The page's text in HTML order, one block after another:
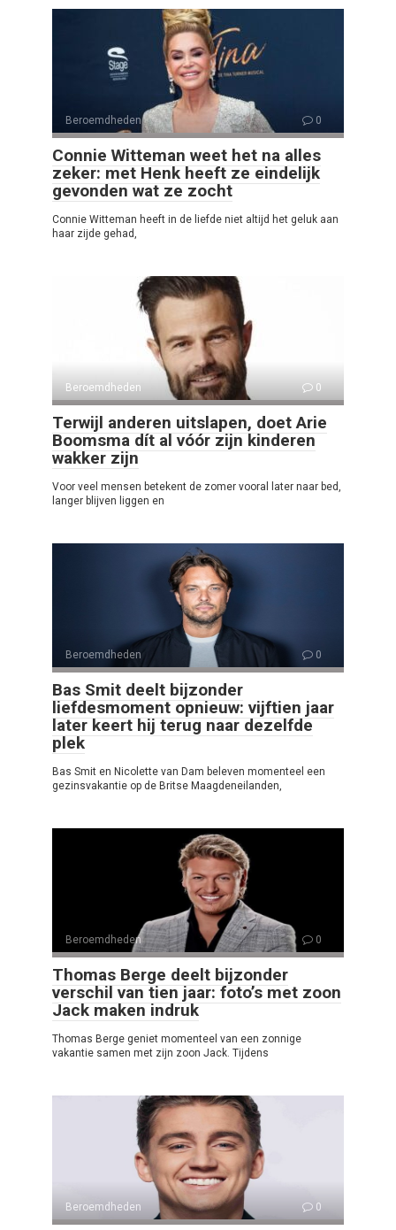
Beroemdheden 0
Connie Witteman weet het na alles
zeker: met Henk heeft ze eindelijk
gevonden wat ze zocht
Connie Witteman heeft in de liefde niet altijd het geluk aan
haar zijde gehad,
Beroemdheden 0
Terwijl anderen uitslapen, doet Arie
Boomsma dít al vóór zijn kinderen
wakker zijn
Voor veel mensen betekent de zomer vooral later naar bed,
langer blijven liggen en
Beroemdheden 0
Bas Smit deelt bijzonder
liefdesmoment opnieuw: vijftien jaar
later keert hij terug naar dezelfde
plek
Bas Smit en Nicolette van Dam beleven momenteel een
gezinsvakantie op de Britse Maagdeneilanden,
Beroemdheden 0
Thomas Berge deelt bijzonder
verschil van tien jaar: foto’s met zoon
Jack maken indruk
Thomas Berge geniet momenteel van een zonnige
vakantie samen met zijn zoon Jack. Tijdens
Beroemdheden 0